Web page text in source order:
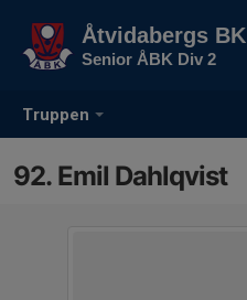
Truppen
Åtvidabergs BK
Senior ÅBK Div 2
92. Emil Dahlqvist